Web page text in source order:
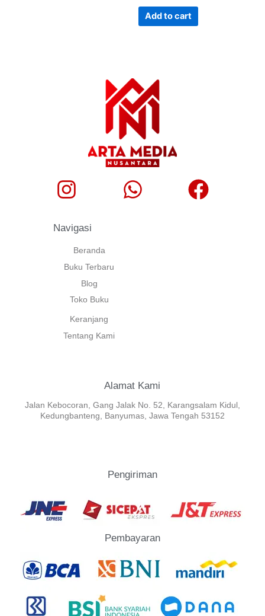
Add to cart
Navigasi
Beranda
Buku Terbaru
Blog
Toko Buku
Keranjang
Tentang Kami
Alamat Kami
Jalan Kebocoran, Gang Jalak No. 52, Karangsalam Kidul,
Kedungbanteng, Banyumas, Jawa Tengah 53152
Pengiriman
Pembayaran